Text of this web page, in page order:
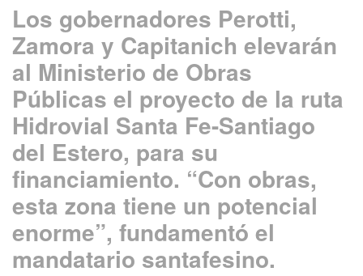
Los gobernadores Perotti,
Zamora y Capitanich elevarán
al Ministerio de Obras
Públicas el proyecto de la ruta
Hidrovial Santa Fe-Santiago
del Estero, para su
financiamiento. “Con obras,
esta zona tiene un potencial
enorme”, fundamentó el
mandatario santafesino.